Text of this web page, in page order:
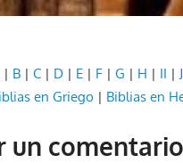
| B |C | D | E | F |G | H | II | J
en Griego | Biblias en
un comentario